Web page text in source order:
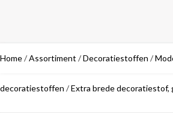
Home/Assortiment /Decoratiestoffen /
decoratiestoffen /Extra brede decoratiestof,